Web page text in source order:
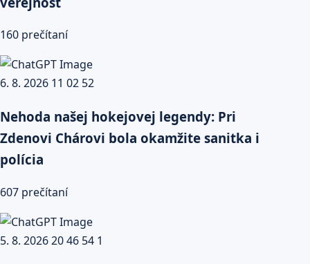
160 prečítaní
Nehoda našej hokejovej legendy: Pri
Zdenovi Chárovi bola okamžite sanitka i
polícia
607 prečítaní